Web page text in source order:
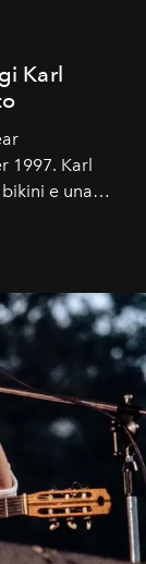
Karl
1997. Karl
e una
dopo,
abbiamo.